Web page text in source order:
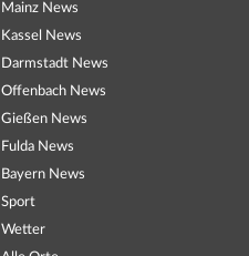
Mainz News
Kassel News
Darmstadt News
Offenbach News
Gießen News
Fulda News
Bayern News
Sport
Wetter